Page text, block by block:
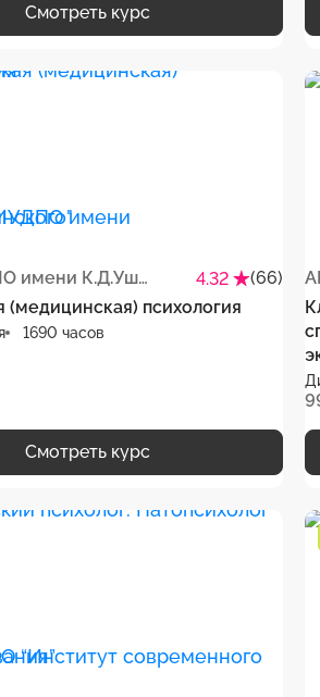
Смотреть курс
АНО "НИУДПО имени К.Д.Ушинского" 4.32
(66)
(медицинская) психология
1690 часов
Смотреть курс